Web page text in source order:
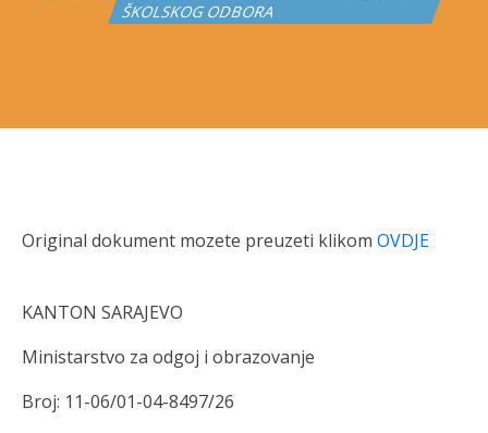
ŠKOLSKOG ODBORA
Original dokument mozete preuzeti klikom OVDJE
KANTON SARAJEVO
Ministarstvo za odgoj i obrazovanje
Broj: 11-06/01-04-8497/26